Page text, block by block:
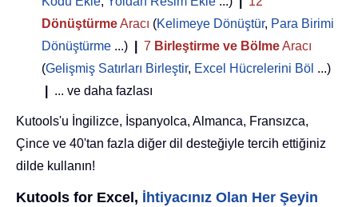
DönüştürmeAracı (Kelimeye Dönüştür, Para Birimi
Dönüştürme ...) 7 Birleştirme ve BölmeAracı
(Gelişmiş Satırları Birleştir, Excel Hücrelerini Böl ...)
... ve daha fazlası
Kutools'u İngilizce, İspanyolca, Almanca, Fransızca,
Çince ve 40'tan fazla diğer dil desteğiyle tercih ettiğiniz
dilde kullanın!
Kutools for Excel, İhtiyacınız Olan Her Şeyin